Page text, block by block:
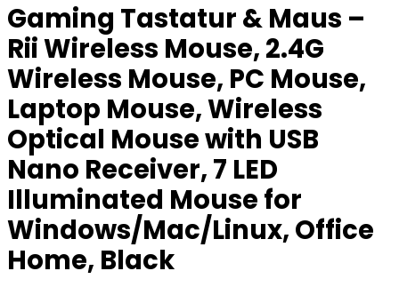
Gaming Tastatur & Maus –
Rii Wireless Mouse, 2.4G
Wireless Mouse, PC Mouse,
Laptop Mouse, Wireless
Optical Mouse with USB
Nano Receiver, 7 LED
Illuminated Mouse for
Windows/Mac/Linux, Office
Home, Black